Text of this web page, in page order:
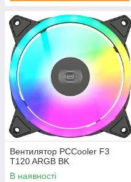
Вентилятор PCCooler F3
T120 ARGB BK
В наявності